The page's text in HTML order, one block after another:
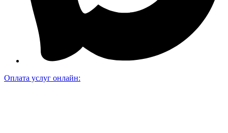
Оплата услуг онлайн: